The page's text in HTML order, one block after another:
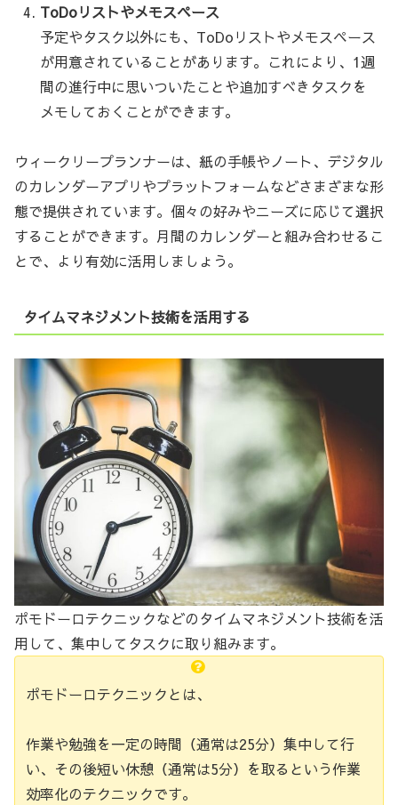
ToDoリストやメモスペース
予定やタスク以外にも、ToDoリストやメモスペース
が用意されていることがあります。これにより、1週
間の進行中に思いついたことや追加すべきタスクを
メモしておくことができます。
ウィークリープランナーは、紙の手帳やノート、デジタル
のカレンダーアプリやプラットフォームなどさまざまな形
態で提供されています。個々の好みやニーズに応じて選択
することができます。月間のカレンダーと組み合わせるこ
とで、より有効に活用しましょう。
タイムマネジメント技術を活用する
ポモドーロテクニックなどのタイムマネジメント技術を活
用して、集中してタスクに取り組みます。
ポモドーロテクニックとは、
作業や勉強を一定の時間（通常は25分）集中して行
い、その後短い休憩（通常は5分）を取るという作業
効率化のテクニックです。